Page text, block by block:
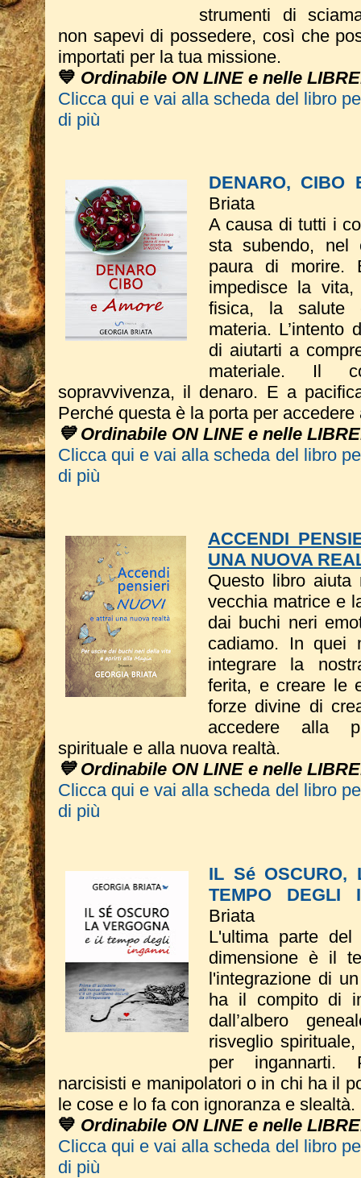
strumenti di
non sapevi di possedere, così che
importati per la tua missione.
💙 Ordinabile ON LINE e nelle
Clicca qui e vai alla scheda del libro
di più
DENARO, CIBO
Briata
A causa di tutti i
sta subendo,
paura di morire.
impedisce la
fisica, la
materia. L’intento
di aiutarti a
materiale. Il
sopravvivenza, il denaro. E a
Perché questa è la porta per accedere
💙 Ordinabile ON LINE e nelle
Clicca qui e vai alla scheda del libro
di più
ACCENDI
UNA NUOVA
Questo libro aiuta
vecchia matrice e
dai buchi neri
cadiamo. In quei
integrare la
ferita, e creare le
forze divine di
accedere alla
spirituale e alla nuova realtà.
💙 Ordinabile ON LINE e nelle
Clicca qui e vai alla scheda del libro
di più
IL Sé OSCURO,
TEMPO DEGLI
Briata
L'ultima parte del
dimensione è il
l'integrazione di
ha il compito di
dall’albero
risveglio
per ingannarti.
narcisisti e manipolatori o in chi ha il
le cose e lo fa con ignoranza e slealtà.
💙 Ordinabile ON LINE e nelle
Clicca qui e vai alla scheda del libro
di più